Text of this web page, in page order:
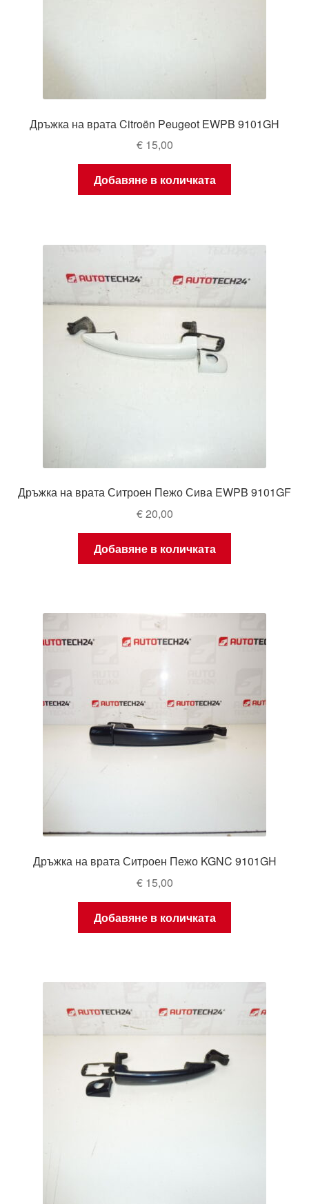
Дръжка на врата Citroën Peugeot EWPB 9101GH
€15,00
Добавяне в количката
Дръжка на врата Ситроен Пежо Сива EWPB 9101GF
€20,00
Добавяне в количката
Дръжка на врата Ситроен Пежо KGNC 9101GH
€15,00
Добавяне в количката